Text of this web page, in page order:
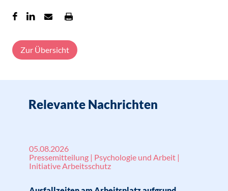
Zur Übersicht
Relevante Nachrichten
05.08.2026
Pressemitteilung | Psychologie und Arbeit |
Initiative Arbeitsschutz